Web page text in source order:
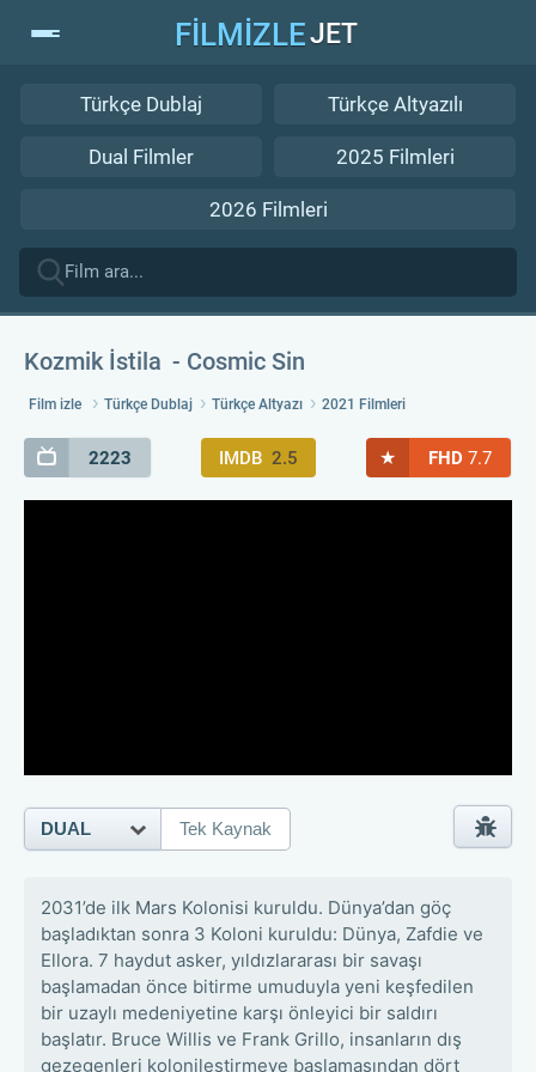
FİLMİZLEJET
Türkçe Dublaj Türkçe Altyazılı
Dual Filmler 2025 Filmleri
2026 Filmleri
Kozmik İstila Cosmic Sin
Film izle Türkçe Dublaj Türkçe Altyazı 2021 Filmleri
2223 IMDB 2.5 ★ FHD 7.7
2031’de ilk Mars Kolonisi kuruldu. Dünya’dan göç
başladıktan sonra 3 Koloni kuruldu: Dünya, Zafdie ve
Ellora. 7 haydut asker, yıldızlararası bir savaşı
başlamadan önce bitirme umuduyla yeni keşfedilen
bir uzaylı medeniyetine karşı önleyici bir saldırı
başlatır. Bruce Willis ve Frank Grillo, insanların dış
gezegenleri kolonileştirmeye başlamasından dört
DUAL Tek Kaynak